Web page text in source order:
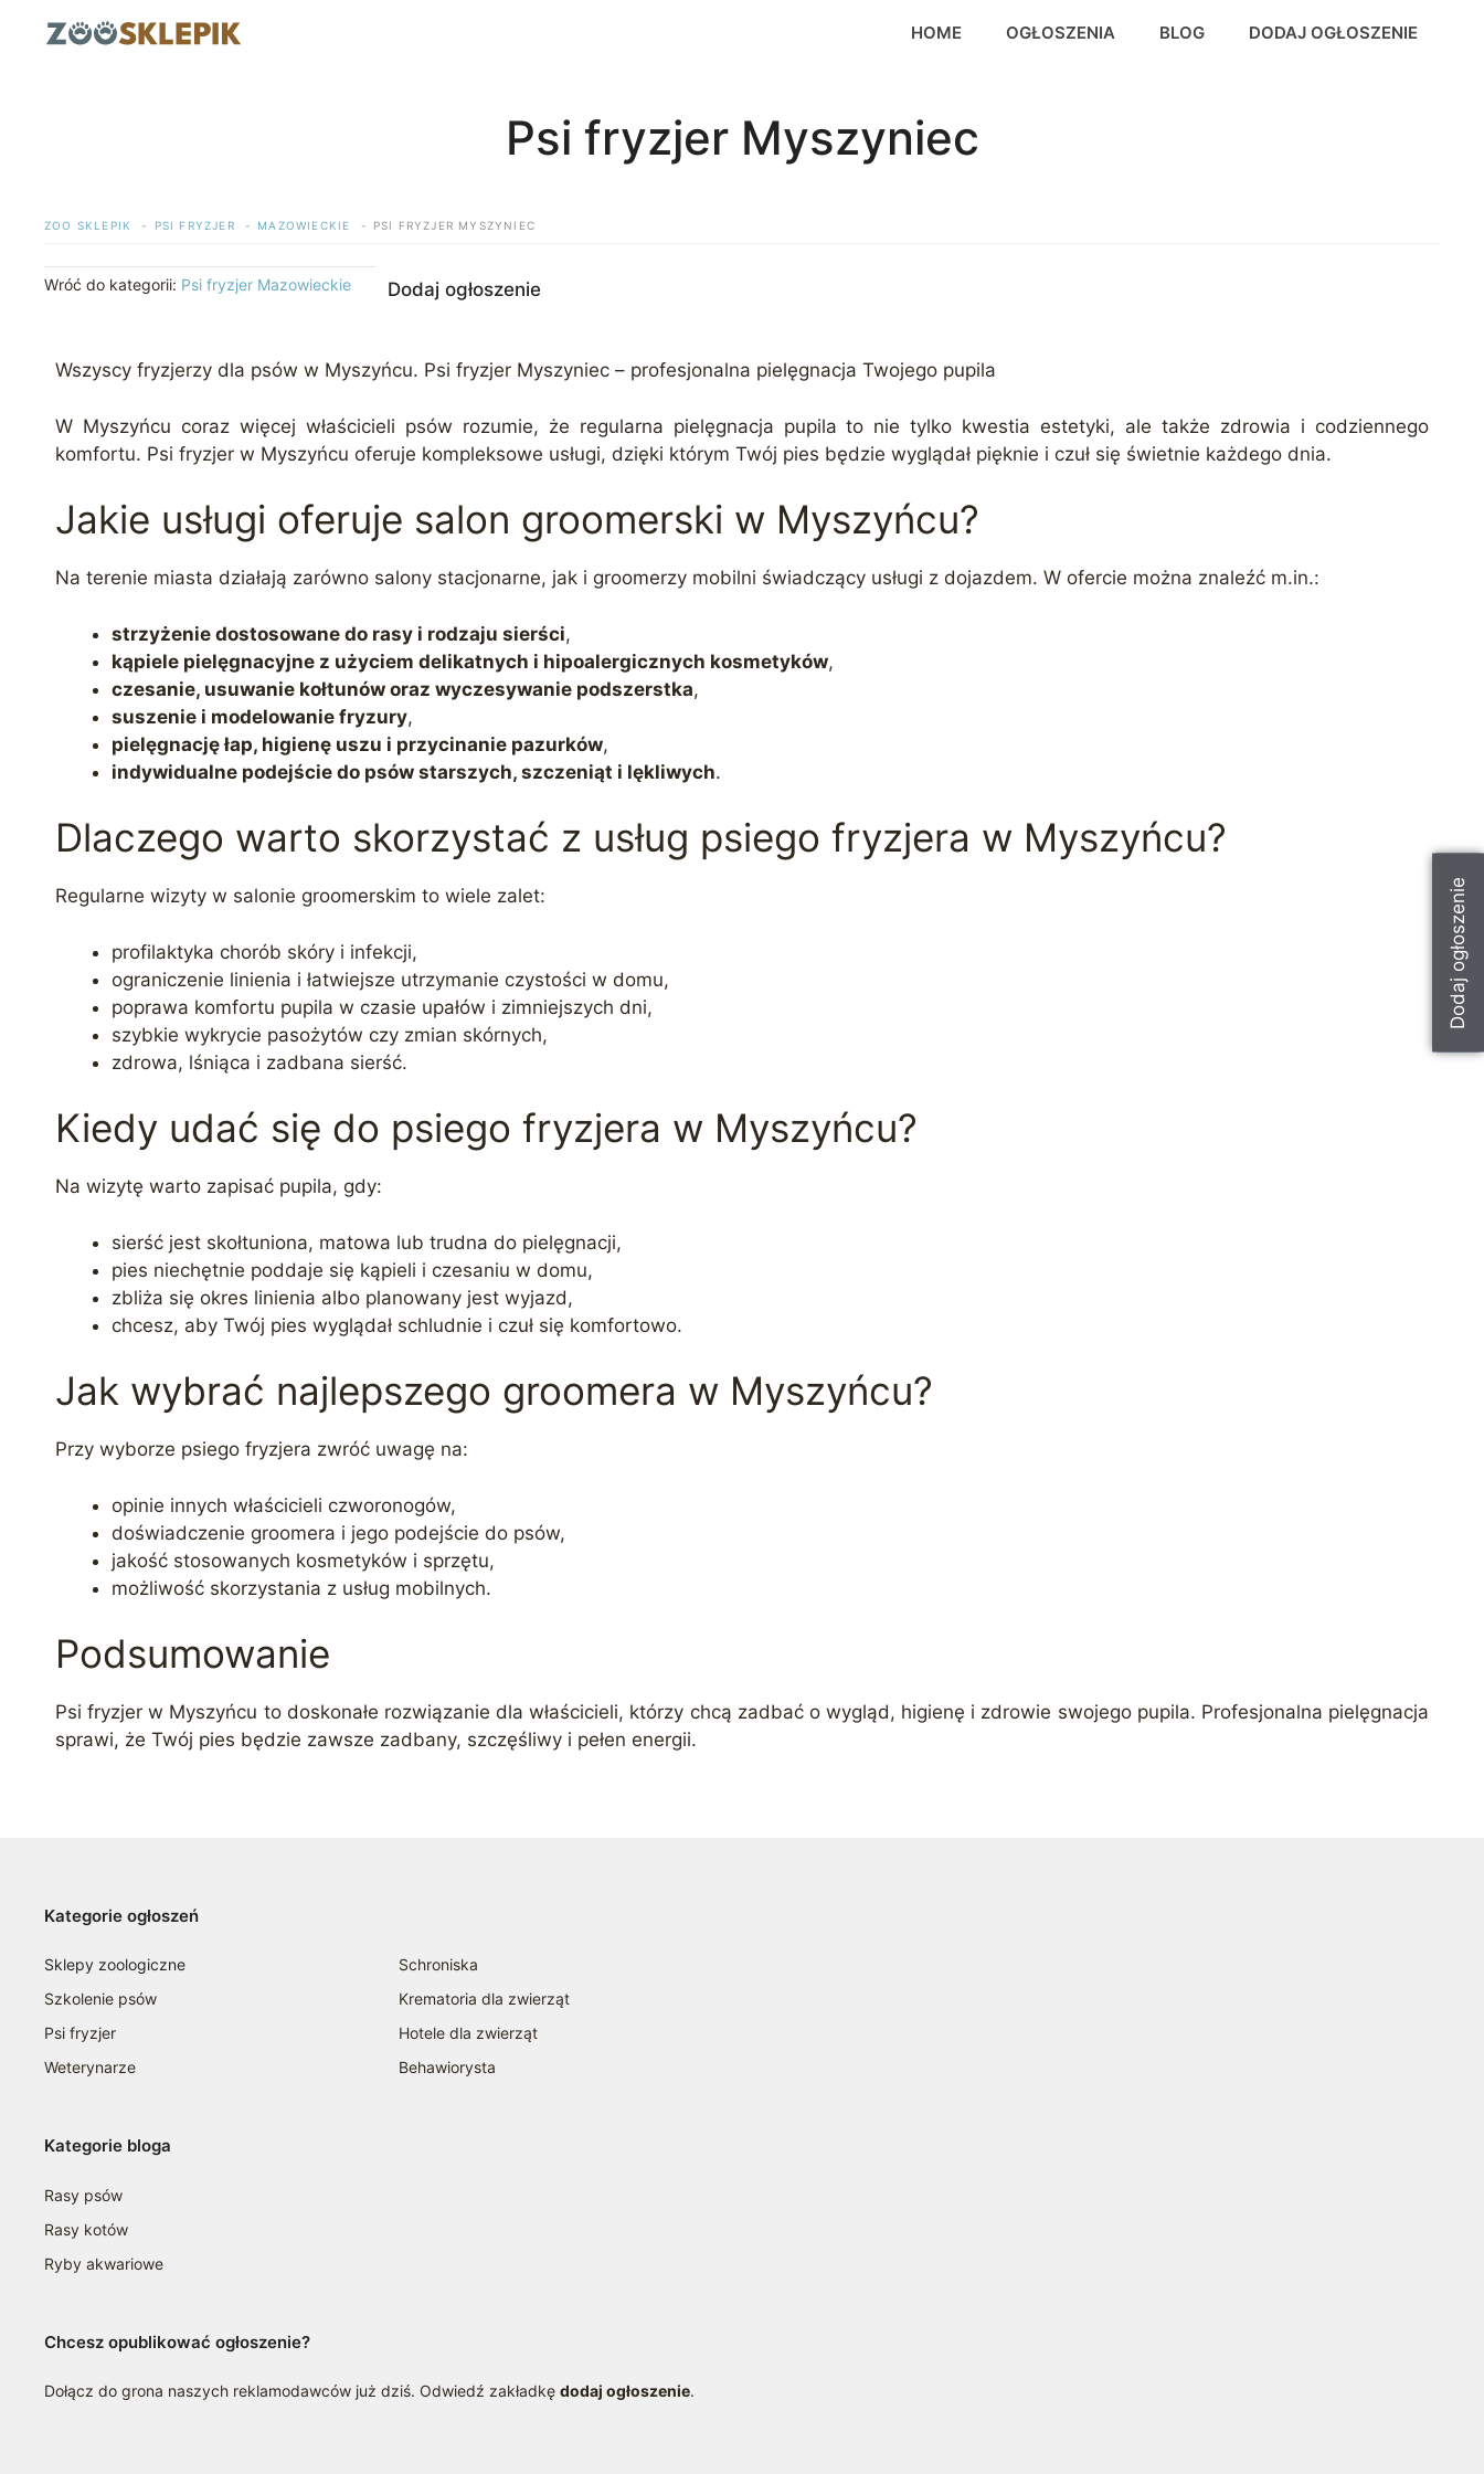
HOME OGŁOSZENIA BLOG DODAJ OGŁOSZENIE
Psi fryzjer Myszyniec
ZOO SKLEPIK PSI FRYZJER MAZOWIECKIE PSI FRYZJER MYSZYNIEC
Wróć do kategorii: Psi fryzjer Mazowieckie Dodaj ogłoszenie
Dodaj ogłoszenie
Wszyscy fryzjerzy dla psów w Myszyńcu. Psi fryzjer Myszyniec – profesjonalna pielęgnacja Twojego pupila
W Myszyńcu coraz więcej właścicieli psów rozumie, że regularna pielęgnacja pupila to nie tylko kwestia estetyki, ale także zdrowia i codziennego
komfortu. Psi fryzjer w Myszyńcu oferuje kompleksowe usługi, dzięki którym Twój pies będzie wyglądał pięknie i czuł się świetnie każdego dnia.
Jakie usługi oferuje salon groomerski w Myszyńcu?
Na terenie miasta działają zarówno salony stacjonarne, jak i groomerzy mobilni świadczący usługi z dojazdem. W ofercie można znaleźć m.in.:
strzyżenie dostosowane do rasy i rodzaju sierści,
kąpiele pielęgnacyjne z użyciem delikatnych i hipoalergicznych kosmetyków,
czesanie, usuwanie kołtunów oraz wyczesywanie podszerstka,
suszenie i modelowanie fryzury,
pielęgnację łap, higienę uszu i przycinanie pazurków,
indywidualne podejście do psów starszych, szczeniąt i lękliwych.
Dlaczego warto skorzystać z usług psiego fryzjera w Myszyńcu?
Regularne wizyty w salonie groomerskim to wiele zalet:
profilaktyka chorób skóry i infekcji,
ograniczenie linienia i łatwiejsze utrzymanie czystości w domu,
poprawa komfortu pupila w czasie upałów i zimniejszych dni,
szybkie wykrycie pasożytów czy zmian skórnych,
zdrowa, lśniąca i zadbana sierść.
Kiedy udać się do psiego fryzjera w Myszyńcu?
Na wizytę warto zapisać pupila, gdy:
sierść jest skołtuniona, matowa lub trudna do pielęgnacji,
pies niechętnie poddaje się kąpieli i czesaniu w domu,
zbliża się okres linienia albo planowany jest wyjazd,
chcesz, aby Twój pies wyglądał schludnie i czuł się komfortowo.
Jak wybrać najlepszego groomera w Myszyńcu?
Przy wyborze psiego fryzjera zwróć uwagę na:
opinie innych właścicieli czworonogów,
doświadczenie groomera i jego podejście do psów,
jakość stosowanych kosmetyków i sprzętu,
możliwość skorzystania z usług mobilnych.
Podsumowanie
Psi fryzjer w Myszyńcu to doskonałe rozwiązanie dla właścicieli, którzy chcą zadbać o wygląd, higienę i zdrowie swojego pupila. Profesjonalna pielęgnacja
sprawi, że Twój pies będzie zawsze zadbany, szczęśliwy i pełen energii.
Kategorie ogłoszeń
Sklepy zoologiczne
Szkolenie psów
Psi fryzjer
Weterynarze
Schroniska
Krematoria dla zwierząt
Hotele dla zwierząt
Behawiorysta
Kategorie bloga
Rasy psów
Rasy kotów
Ryby akwariowe
Chcesz opublikować ogłoszenie?
Dołącz do grona naszych reklamodawców już dziś. Odwiedź zakładkę dodaj ogłoszenie.